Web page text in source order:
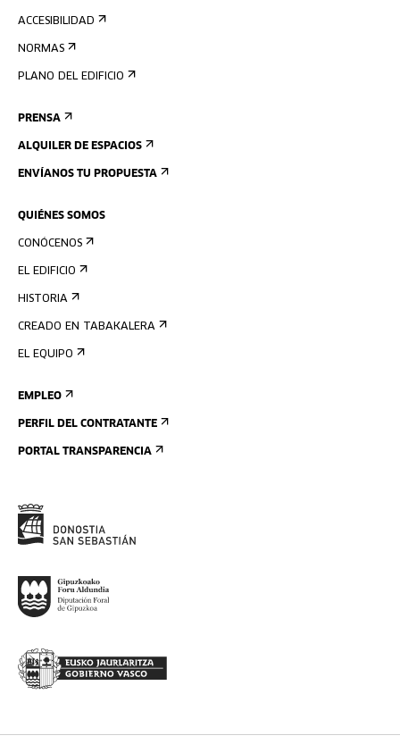
ACCESIBILIDAD
NORMAS
PLANO DEL EDIFICIO
PRENSA
ALQUILER DE ESPACIOS
ENVÍANOS TU PROPUESTA
QUIÉNES SOMOS
CONÓCENOS
EL EDIFICIO
HISTORIA
CREADO EN TABAKALERA
EL EQUIPO
EMPLEO
PERFIL DEL CONTRATANTE
PORTAL TRANSPARENCIA